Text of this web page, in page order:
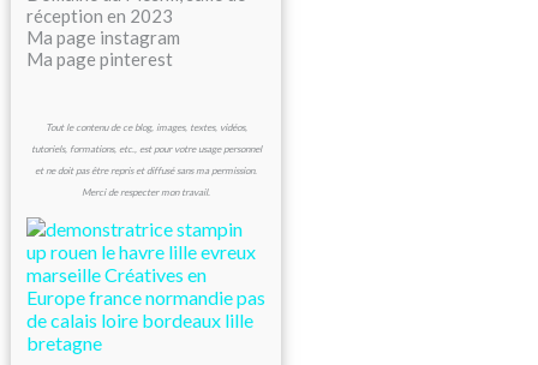
réception en 2023
Ma page instagram
Ma page pinterest
Tout le contenu de ce blog, images, textes, vidéos,
tutoriels, formations, etc., est pour votre usage personnel
et ne doit pas être repris et diffusé sans ma permission.
Merci de respecter mon travail.